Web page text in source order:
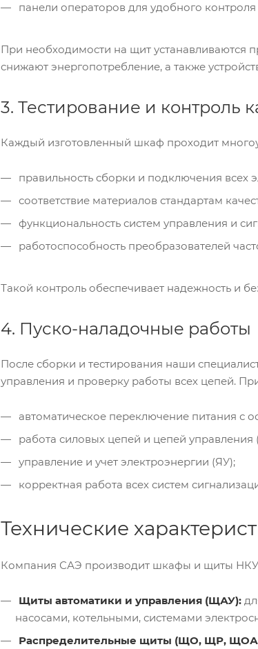
панели операторов для удобного
При необходимости на щит устанавливаются
снижают энергопотребление, а также
3. Тестирование и контроль
Каждый изготовленный шкаф проходит
правильность сборки и подключения всех
соответствие материалов стандартам
функциональность систем управления и
работоспособность преобразователей
Такой контроль обеспечивает надежность и
4. Пуско-наладочные работы
После сборки и тестирования наши
управления и проверку работы всех цепей.
автоматическое переключение питания с
работа силовых цепей и цепей
управление и учет электроэнергии (ЯУ);
корректная работа всех систем
Технические
Компания САЭ производит шкафы и щиты НКУ
Щиты автоматики и управления (ЩАУ):
насосами, котельными, системами
Распределительные щиты (ЩО, ЩР,